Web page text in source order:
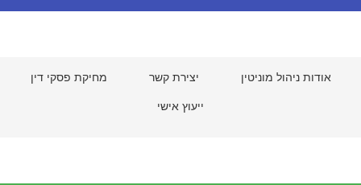
אודות ניהול מוניטין יצירת קשר מחיקת פסקי דין
ייעוץ אישי